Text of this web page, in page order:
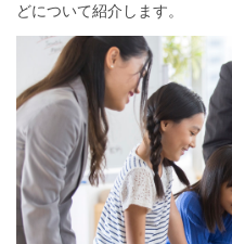
どについて紹介します。